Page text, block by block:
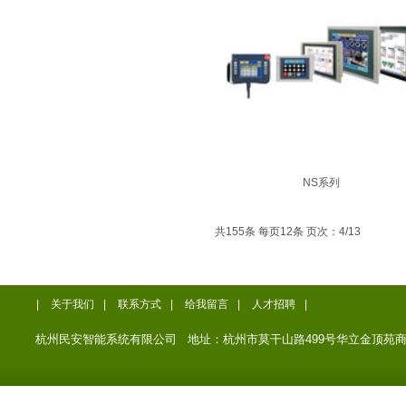
NS系列
共155条 每页12条 页次：4/13
关于我们 联系方式 给我留言 人才招聘
杭州民安智能系统有限公司 地址：杭州市莫干山路499号华立金顶苑